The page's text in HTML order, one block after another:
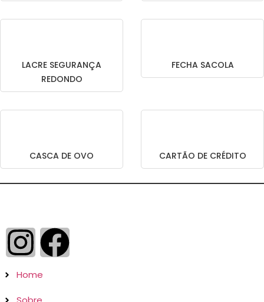
LACRE SEGURANÇA
REDONDO
FECHA SACOLA
CASCA DE OVO CARTÃO DE CRÉDITO
Home